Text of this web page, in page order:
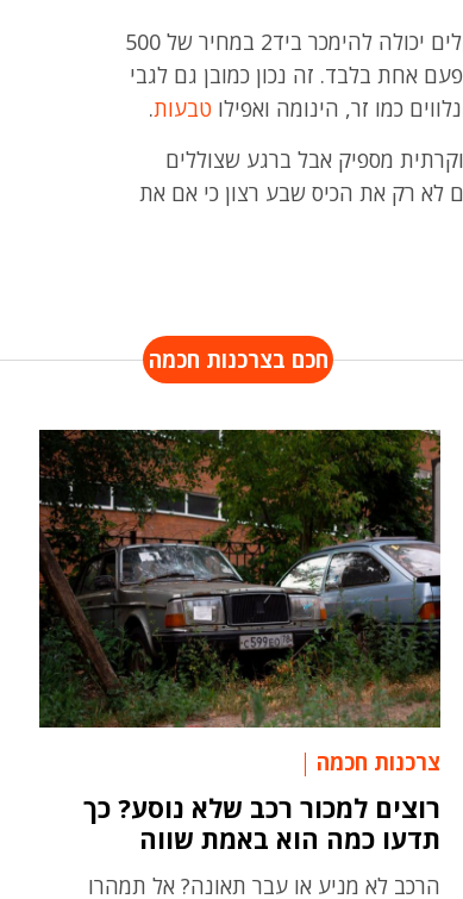
לצורך ההמחשה: שמלה שעלתה חמשת אלפים שקלים יכולה להימכר ביד2 במחיר של 500
אחת בלבד. זה נכון כמובן גם לגבי
כמו זר, הינומה ואפילו טבעות.
מספיק אבל ברגע שצוללים
לא רק את הכיס שבע רצון כי אם את
חכם בצרכנות חכמה
צרכנות חכמה
רוצים למכור רכב שלא נוסע? כך
תדעו כמה הוא באמת שווה
הרכב לא מניע או עבר תאונה? אל תמהרו